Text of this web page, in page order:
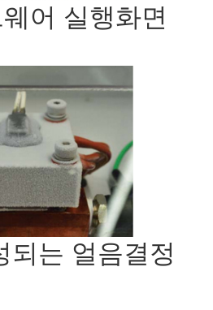
어 실행화면
되는 얼음결정